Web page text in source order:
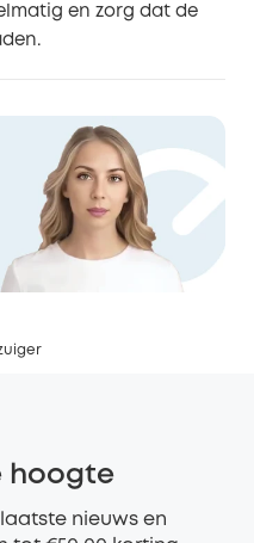
en zorg dat de
hoogte
nieuws en